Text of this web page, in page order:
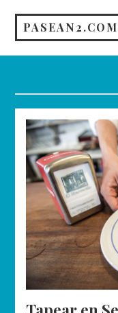
PASEAN2.COM